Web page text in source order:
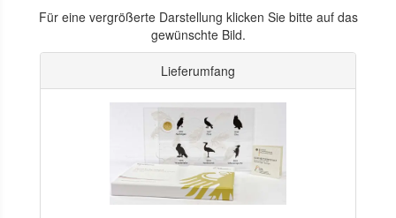
Für eine vergrößerte Darstellung klicken Sie bitte auf das
gewünschte Bild.
Lieferumfang